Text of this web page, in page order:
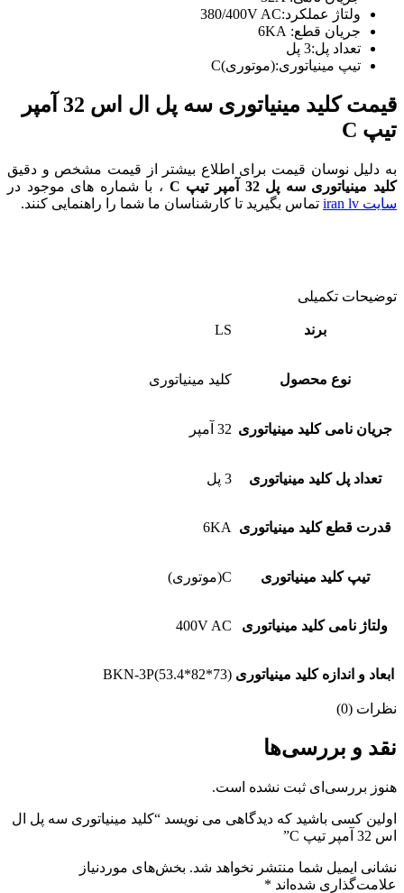
ولتاژ عملکرد:380/400V AC
جریان قطع: 6KA
تعداد پل:3 پل
تیپ مینیاتوری:(موتوری)C
قیمت کلید مینیاتوری سه پل ال اس 32 آمپر
تیپ C
به دلیل نوسان قیمت برای اطلاع بیشتر از قیمت مشخص و دقیق
کلید مینیاتوری سه پل 32 آمپر تیپ C
، با شماره های موجود در
سایت iran lv
تماس بگیرید تا کارشناسان ما شما را راهنمایی کنند.
توضیحات تکمیلی
برند LS
نوع محصول کلید مینیاتوری
جریان نامی کلید مینیاتوری 32 آمپر
تعداد پل کلید مینیاتوری 3 پل
قدرت قطع کلید مینیاتوری 6KA
تیپ کلید مینیاتوری C(موتوری)
ولتاژ نامی کلید مینیاتوری 400V AC
ابعاد و اندازه کلید مینیاتوری BKN-3P(53.4*82*73)
نظرات (0)
نقد و بررسی‌ها
هنوز بررسی‌ای ثبت نشده است.
اولین کسی باشید که دیدگاهی می نویسد “کلید مینیاتوری سه پل ال
اس 32 آمپر تیپ C”
نشانی ایمیل شما منتشر نخواهد شد. بخش‌های موردنیاز
علامت‌گذاری شده‌اند *